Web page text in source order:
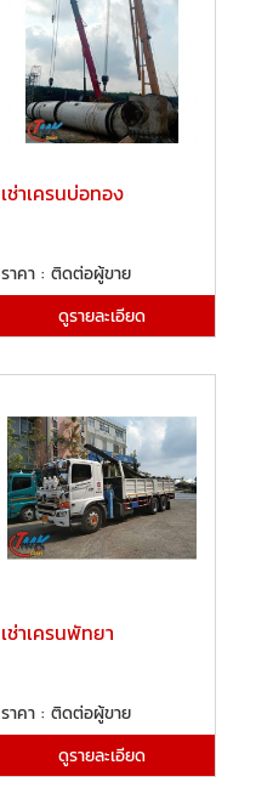
เช่าเครนบ่อทอง
ราคา : ติดต่อผู้ขาย
ดูรายละเอียด
เช่าเครนพัทยา
ราคา : ติดต่อผู้ขาย
ดูรายละเอียด